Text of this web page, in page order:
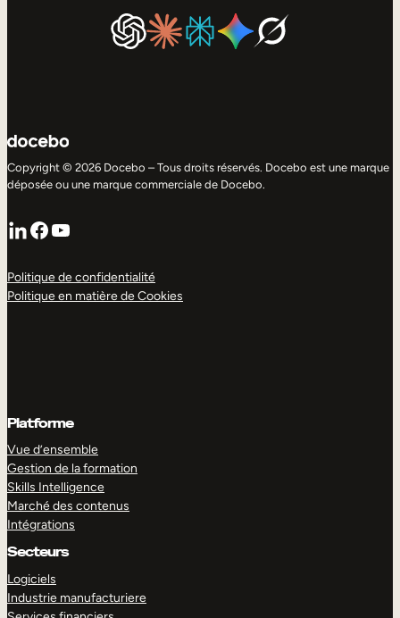
Copyright © 2026 Docebo – Tous droits réservés. Docebo est une marque
déposée ou une marque commerciale de Docebo.
LinkedIn
Facebook
YouTube
Politique de confidentialité
Politique en matière de Cookies
Platforme
Vue d’ensemble
Gestion de la formation
Skills Intelligence
Marché des contenus
Intégrations
Secteurs
Logiciels
Industrie manufacturiere